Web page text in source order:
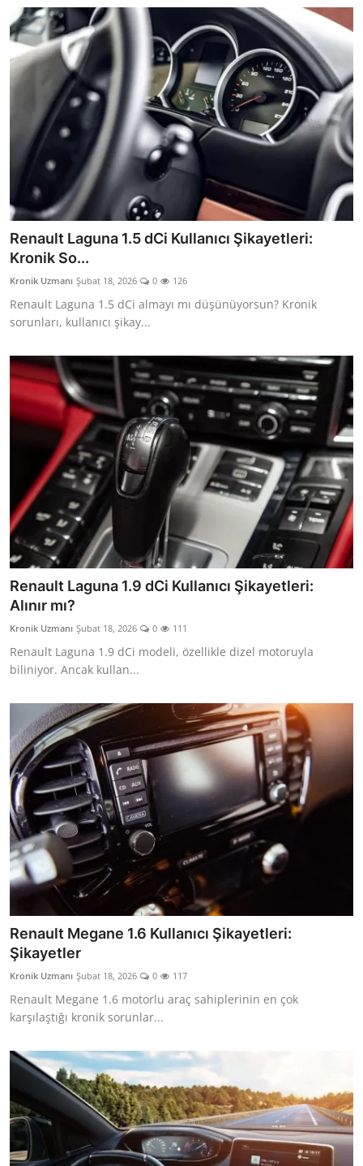
Renault Laguna 1.5 dCi Kullanıcı Şikayetleri:
Kronik So...
Kronik Uzmanı Şubat 18, 2026 0 126
Renault Laguna 1.5 dCi almayı mı düşünüyorsun? Kronik
sorunları, kullanıcı şikay...
Renault Laguna 1.9 dCi Kullanıcı Şikayetleri:
Alınır mı?
Kronik Uzmanı Şubat 18, 2026 0 111
Renault Laguna 1.9 dCi modeli, özellikle dizel motoruyla
biliniyor. Ancak kullan...
Renault Megane 1.6 Kullanıcı Şikayetleri:
Şikayetler
Kronik Uzmanı Şubat 18, 2026 0 117
Renault Megane 1.6 motorlu araç sahiplerinin en çok
karşılaştığı kronik sorunlar...